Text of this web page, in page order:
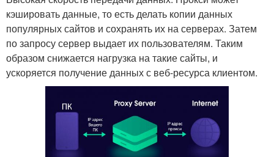
кэшировать данные, то есть делать копии данных
популярных сайтов и сохранять их на серверах. Затем
по запросу сервер выдает их пользователям. Таким
образом снижается нагрузка на такие сайты, и
ускоряется получение данных с веб-ресурса клиентом.